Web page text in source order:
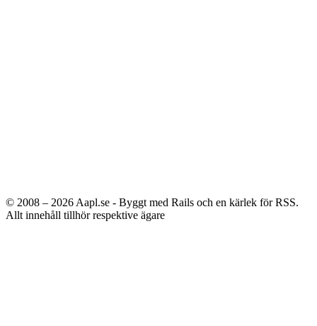
© 2008 – 2026 Aapl.se - Byggt med Rails och en kärlek för RSS.
Allt innehåll tillhör respektive ägare